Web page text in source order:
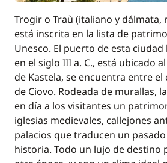
Trogir o Traù (italiano y dálmata,
está inscrita en la lista de
Unesco. El puerto de esta
en el siglo III a. C., está ubicado
de Kastela, se encuentra entre el
de Ciovo. Rodeada de murallas,
en día a los visitantes un
iglesias medievales, callejones
palacios que traducen un
historia. Todo un lujo de destino